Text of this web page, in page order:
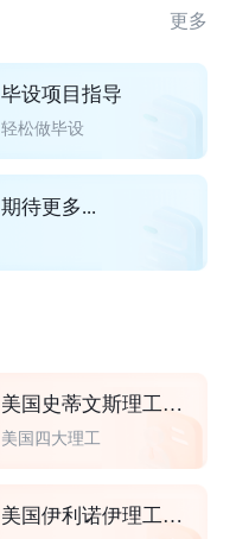
更多
毕设项目指导
轻松做毕设
期待更多...
美国史蒂文斯理工学院
美国四大理工
美国伊利诺伊理工大学